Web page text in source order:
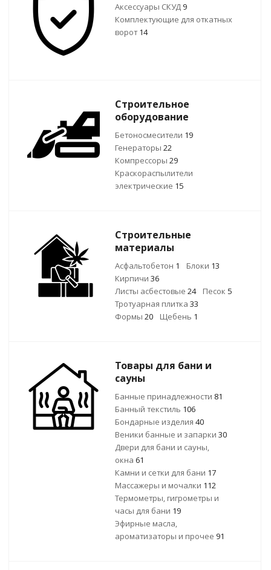
Аксессуары СКУД 9
Комплектующие для откатных
ворот14
Строительное
оборудование
Бетоносмесители 19
Генераторы 22
Компрессоры 29
Краскораспылители
электрические 15
Строительные
материалы
Асфальтобетон 1 Блоки 13
Кирпичи 36
Листы асбестовые 24 Песок 5
Тротуарная плитка 33
Формы 20 Щебень 1
Товары для бани и
сауны
Банные принадлежности 81
Банный текстиль 106
Бондарные изделия 40
Веники банные и запарки 30
Двери для бани и сауны,
окна 61
Камни и сетки для бани 17
Массажеры и мочалки 112
Термометры, гигрометры и
часы для бани 19
Эфирные масла,
ароматизаторы и прочее 91